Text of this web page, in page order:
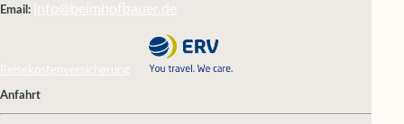
Email: info@beimhofbauer.de
Reisekostenversicherung
Anfahrt